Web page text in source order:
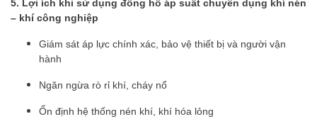
5. Lợi ích khi sử dụng đồng hồ áp suất chuyên dụng khí nén
– khí công nghiệp
Giám sát áp lực chính xác, bảo vệ thiết bị và người vận
hành
Ngăn ngừa rò rỉ khí, cháy nổ
Ổn định hệ thống nén khí, khí hóa lỏng